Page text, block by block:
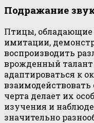
Подражание
Птицы, обладающие
имитации,
воспроизводить
врожденный
адаптироваться к
взаимодействовать
черта делает их
изучения и
значительно